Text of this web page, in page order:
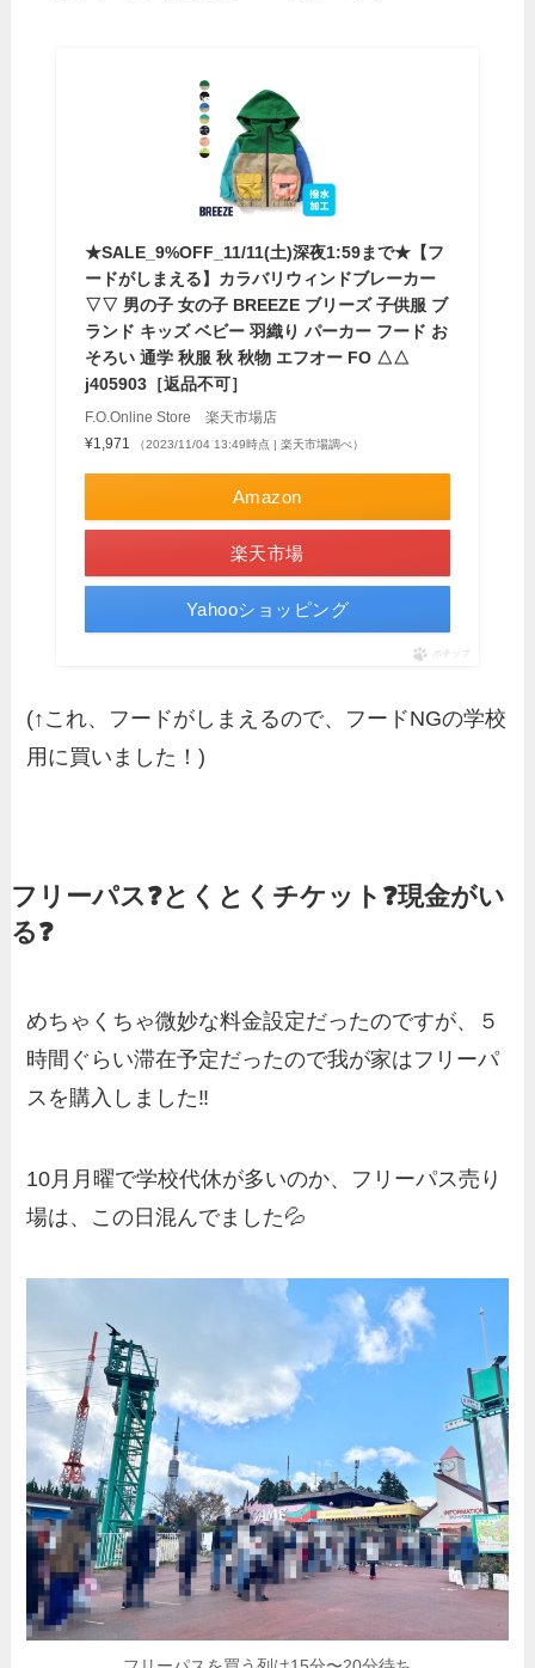
★SALE_9%OFF_11/11(土)深夜1:59まで★【フ
ードがしまえる】カラバリウィンドブレーカー
▽▽ 男の子 女の子 BREEZE ブリーズ 子供服 ブ
ランド キッズ ベビー 羽織り パーカー フード お
そろい 通学 秋服 秋 秋物 エフオー FO △△
j405903［返品不可］
F.O.Online Store 楽天市場店
¥1,971
（2023/11/04 13:49時点 | 楽天市場調べ）
Amazon
楽天市場
Yahooショッピング
ポチップ
(↑これ、フードがしまえるので、フードNGの学校
用に買いました！)
フリーパス❓とくとくチケット❓現金がい
る❓
めちゃくちゃ微妙な料金設定だったのですが、５
時間ぐらい滞在予定だったので我が家はフリーパ
スを購入しました‼️
10月月曜で学校代休が多いのか、フリーパス売り
場は、この日混んでました💦